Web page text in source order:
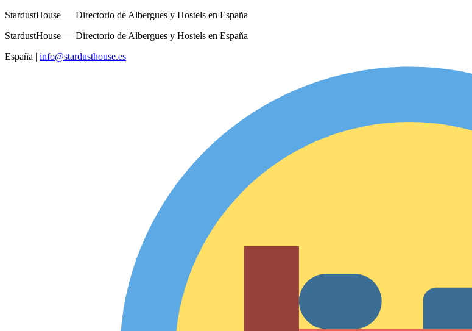
StardustHouse — Directorio de Albergues y Hostels en España
StardustHouse — Directorio de Albergues y Hostels en España
España | info@stardusthouse.es